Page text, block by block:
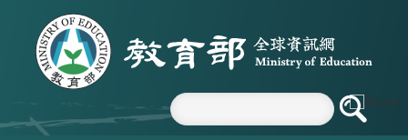
跳到主要內容區塊